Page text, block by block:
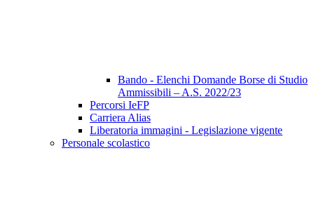
Bando - Elenchi Domande Borse di Studio
Ammissibili – A.S. 2022/23
Percorsi IeFP
Carriera Alias
Liberatoria immagini - Legislazione vigente
Personale scolastico